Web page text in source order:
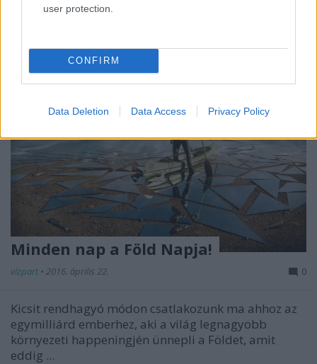
user protection.
CONFIRM
Data Deletion Data Access Privacy Policy
Minden nap a Föld Napja!
vízpart • 2016. április 22. 0
Kicsit rendhagyó módon csatlakozunk ma ahhoz az
egymilliárd emberhez, aki a világ legnagyobb
környezeti happeningjén ünnepli a Földet, amit
eddig ...